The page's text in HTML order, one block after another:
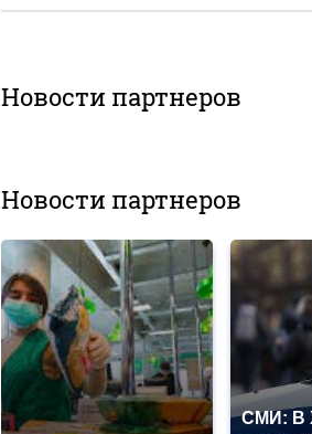
Новости партнеров
Новости партнеров
СМИ: В